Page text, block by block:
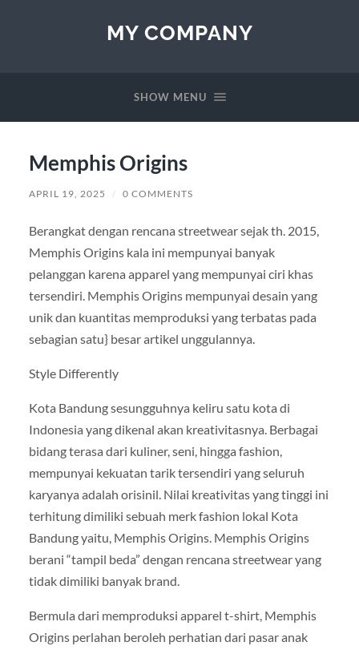
MY COMPANY
SHOW MENU
Memphis Origins
APRIL 19, 2025 / 0 COMMENTS
Berangkat dengan rencana streetwear sejak th. 2015,
Memphis Origins kala ini mempunyai banyak
pelanggan karena apparel yang mempunyai ciri khas
tersendiri. Memphis Origins mempunyai desain yang
unik dan kuantitas memproduksi yang terbatas pada
sebagian satu} besar artikel unggulannya.
Style Differently
Kota Bandung sesungguhnya keliru satu kota di
Indonesia yang dikenal akan kreativitasnya. Berbagai
bidang terasa dari kuliner, seni, hingga fashion,
mempunyai kekuatan tarik tersendiri yang seluruh
karyanya adalah orisinil. Nilai kreativitas yang tinggi ini
terhitung dimiliki sebuah merk fashion lokal Kota
Bandung yaitu, Memphis Origins. Memphis Origins
berani “tampil beda” dengan rencana streetwear yang
tidak dimiliki banyak brand.
Bermula dari memproduksi apparel t-shirt, Memphis
Origins perlahan beroleh perhatian dari pasar anak